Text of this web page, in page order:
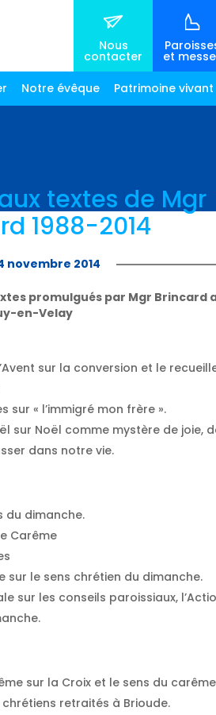
Nous
contacter et
Notre évêque Patrimoine vivant
textes de Mgr
1988-2014
novembre 2014
promulgués par Mgr Brincard
en-Velay
sur la conversion et le
sur « l’immigré mon frère ».
sur Noël comme mystère de joie,
dans notre vie.
du dimanche.
Carême
sur le sens chrétien du dimanche.
sur les conseils paroissiaux,
sur la Croix et le sens du
retraités à Brioude.